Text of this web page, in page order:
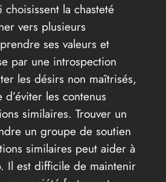
choisissent la chasteté
vers plusieurs
ses valeurs et
par une introspection
les désirs non maîtrisés,
les contenus
similaires. Trouver un
un groupe de soutien
similaires peut aider à
Il est difficile de maintenir